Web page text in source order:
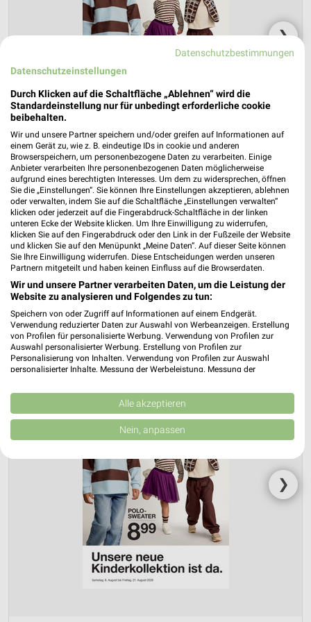
❯
Zeemann Prospekt für Dortmund ab Sa.
den 08.08.
Gültig von 08. Aug. bis 21. Aug.
📅 Kalendereintrag erstellen
PROSPEKT BLÄTTERN
❯
Datenschutzbestimmungen
Datenschutzeinstellungen
Durch Klicken auf die Schaltfläche „Ablehnen“ wird die
Standardeinstellung nur für unbedingt erforderliche cookie
beibehalten.
Wir und unsere Partner speichern und/oder greifen auf Informationen auf
einem Gerät zu, wie z. B. eindeutige IDs in cookie und anderen
Browserspeichern, um personenbezogene Daten zu verarbeiten. Einige
Anbieter verarbeiten Ihre personenbezogenen Daten möglicherweise
aufgrund eines berechtigten Interesses. Um dem zu widersprechen, öffnen
Sie die „Einstellungen“. Sie können Ihre Einstellungen akzeptieren, ablehnen
oder verwalten, indem Sie auf die Schaltfläche „Einstellungen verwalten“
klicken oder jederzeit auf die Fingerabdruck-Schaltfläche in der linken
unteren Ecke der Website klicken. Um Ihre Einwilligung zu widerrufen,
klicken Sie auf den Fingerabdruck oder den Link in der Fußzeile der Website
und klicken Sie auf den Menüpunkt „Meine Daten“. Auf dieser Seite können
Sie Ihre Einwilligung widerrufen. Diese Entscheidungen werden unseren
Partnern mitgeteilt und haben keinen Einfluss auf die Browserdaten.
Wir und unsere Partner verarbeiten Daten, um die Leistung der
Website zu analysieren und Folgendes zu tun:
Speichern von oder Zugriff auf Informationen auf einem Endgerät.
Verwendung reduzierter Daten zur Auswahl von Werbeanzeigen. Erstellung
von Profilen für personalisierte Werbung. Verwendung von Profilen zur
Auswahl personalisierter Werbung. Erstellung von Profilen zur
Personalisierung von Inhalten. Verwendung von Profilen zur Auswahl
personalisierter Inhalte. Messung der Werbeleistung. Messung der
Kombinationen von Daten aus verschiedenen Quellen. Entwicklung und
Verbesserung der Angebote. Verwendung reduzierter Daten zur Auswahl
von Inhalten.
Daten können außerhalb der Europäischen Union weitergegeben und in die
Website/App.
Partnerliste anzeigen (1 IAB-Anbieter)
Wir nutzen Ihre Daten für folgende Zwecke:
IAB-Verarbeitungszwecke:
Speichern von oder Zugriff auf Informationen
auf einem Endgerät
Verwendung reduzierter Daten zur Auswahl von
Alle akzeptieren
Nein, anpassen